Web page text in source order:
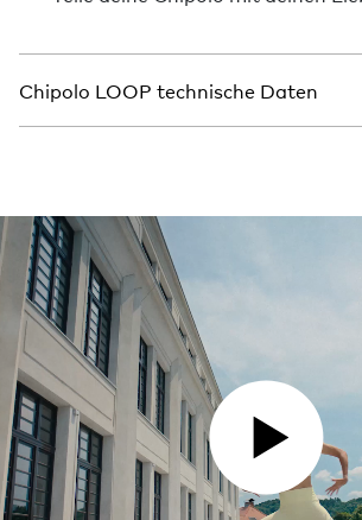
Chipolo LOOP technische Daten
VIDEO